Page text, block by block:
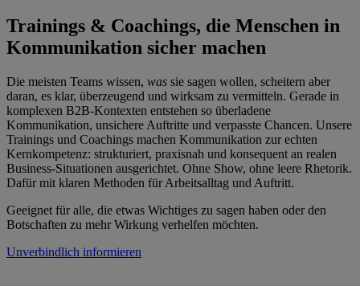
Trainings & Coachings, die Menschen in
Kommunikation sicher machen
Die meisten Teams wissen, was sie sagen wollen, scheitern aber
daran, es klar, überzeugend und wirksam zu vermitteln. Gerade in
komplexen B2B-Kontexten entstehen so überladene
Kommunikation, unsichere Auftritte und verpasste Chancen. Unsere
Trainings und Coachings machen Kommunikation zur echten
Kernkompetenz: strukturiert, praxisnah und konsequent an realen
Business-Situationen ausgerichtet. Ohne Show, ohne leere Rhetorik.
Dafür mit klaren Methoden für Arbeitsalltag und Auftritt.
Geeignet für alle, die etwas Wichtiges zu sagen haben oder den
Botschaften zu mehr Wirkung verhelfen möchten.
Unverbindlich informieren